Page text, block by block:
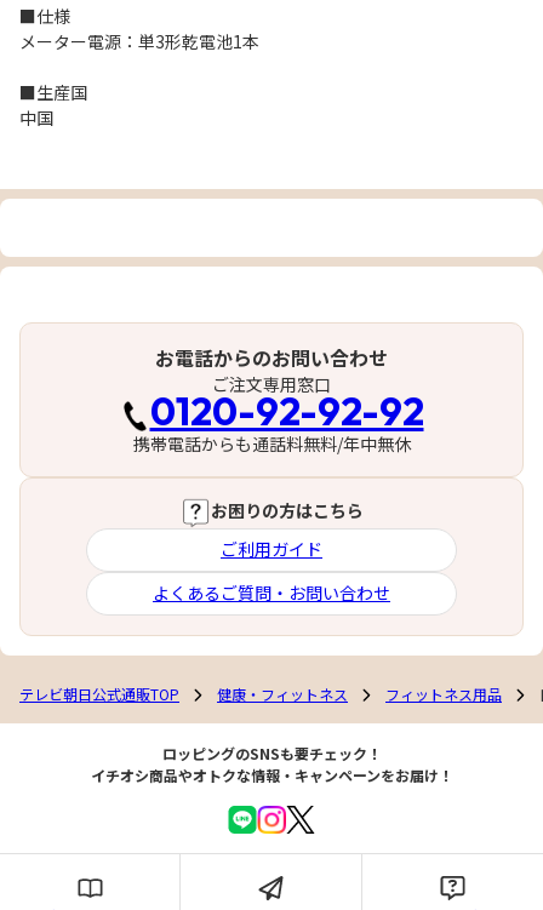
■仕様
メーター電源：単3形乾電池1本
■生産国
中国
お電話からのお問い合わせ
ご注文専用窓口
0120-92-92-92
携帯電話からも通話料無料/年中無休
お困りの方はこちら
ご利用ガイド
よくあるご質問・お問い合わせ
テレビ朝日公式通販TOP 健康・フィットネス フィットネス用品
ロッピングのSNSも要チェック！
イチオシ商品やオトクな情報・キャンペーンをお届け！